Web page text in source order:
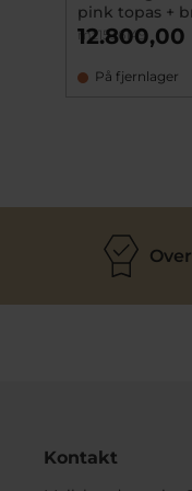
pink topas +
(eksl. kæde)
mz1536149
På fjernlager
Kontakt